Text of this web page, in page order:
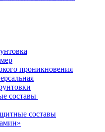
проникновения
составы
составы